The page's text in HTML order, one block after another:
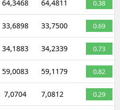
64,3468 64,4811 0.38
33,6898 33,7500 0.69
34,1883 34,2339 0.73
59,0083 59,1179 0.82
7,0704 7,0812 0.29